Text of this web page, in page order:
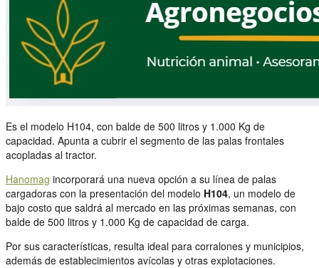
Es el modelo H104, con balde de 500 litros y 1.000 Kg de
capacidad. Apunta a cubrir el segmento de las palas frontales
acopladas al tractor.
Hanomag incorporará una nueva opción a su línea de palas
cargadoras con la presentación del modelo H104, un modelo de
bajo costo que saldrá al mercado en las próximas semanas, con
balde de 500 litros y 1.000 Kg de capacidad de carga.
Por sus características, resulta ideal para corralones y municipios,
además de establecimientos avícolas y otras explotaciones.